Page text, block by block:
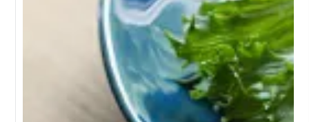
ポルトガルの海や風のようなリラックス感あふれるカジュアルな
シリーズから、ヨーロッパの文化・伝統を感じるクラシックなコ